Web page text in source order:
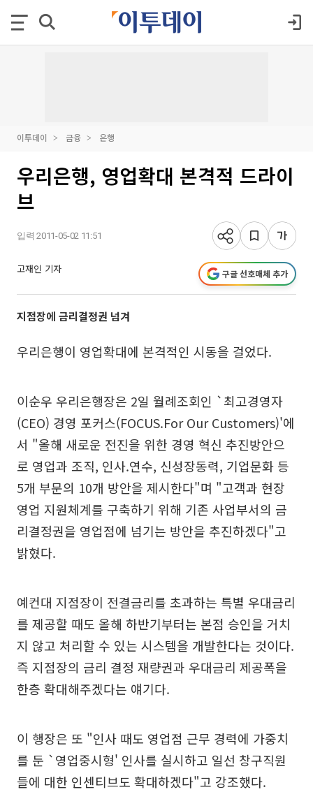
이투데이 금융 은행
우리은행, 영업확대 본격적 드라이
브
입력 2011-05-02 11:51
고재인 기자 구글 선호매체 추가
지점장에 금리결정권 넘겨
우리은행이 영업확대에 본격적인 시동을 걸었다.
이순우 우리은행장은 2일 월례조회인 `최고경영자
(CEO) 경영 포커스(FOCUS.For Our Customers)'에
서 "올해 새로운 전진을 위한 경영 혁신 추진방안으
로 영업과 조직, 인사.연수, 신성장동력, 기업문화 등
5개 부문의 10개 방안을 제시한다"며 "고객과 현장
영업 지원체계를 구축하기 위해 기존 사업부서의 금
리결정권을 영업점에 넘기는 방안을 추진하겠다"고
밝혔다.
예컨대 지점장이 전결금리를 초과하는 특별 우대금리
를 제공할 때도 올해 하반기부터는 본점 승인을 거치
지 않고 처리할 수 있는 시스템을 개발한다는 것이다.
즉 지점장의 금리 결정 재량권과 우대금리 제공폭을
한층 확대해주겠다는 얘기다.
이 행장은 또 "인사 때도 영업점 근무 경력에 가중치
를 둔 `영업중시형' 인사를 실시하고 일선 창구직원
들에 대한 인센티브도 확대하겠다"고 강조했다.